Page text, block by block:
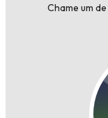
Chame um